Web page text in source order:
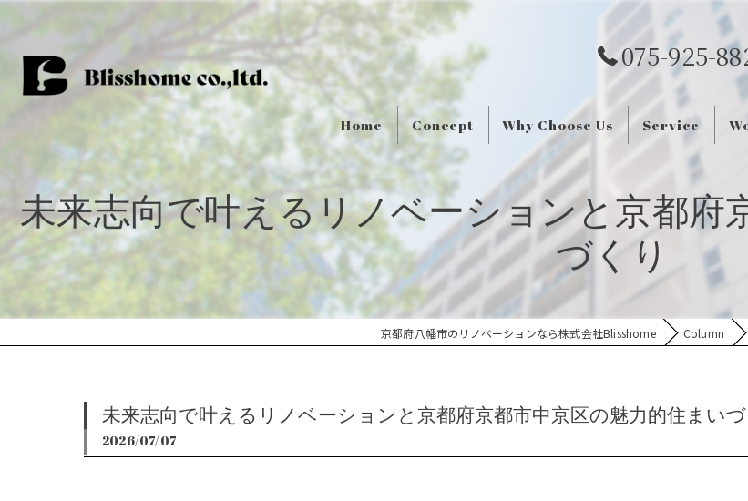
075-925-
Home Concept Why Choose Us Service
未来志向で叶えるリノベーションと京都府
づくり
京都府八幡市のリノベーションなら株式会社Blisshome Column
未来志向で叶えるリノベーションと京都府京都市中京区の魅力的住まいづ
2026/07/07